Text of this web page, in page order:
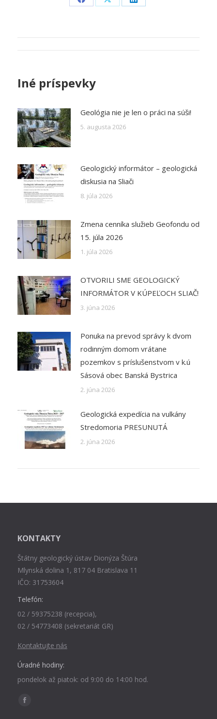
Share
Facebook
Share
X
Share
LinkedIn
Post
Iné príspevky
Geológia nie je len o práci na súši!
5. augusta 2026
Geologický informátor – geologická
diskusia na Sliači
8. júla 2026
Zmena cenníka služieb Geofondu od
15. júla 2026
1. júla 2026
OTVORILI SME GEOLOGICKÝ
INFORMÁTOR V KÚPEĽOCH SLIAČ!
3. júna 2026
Ponuka na prevod správy k dvom
rodinným domom vrátane
pozemkov s príslušenstvom v k.ú
Sásová obec Banská Bystrica
2. júna 2026
Geologická expedícia na vulkány
Stredomoria PRESUNUTÁ
2. júna 2026
KONTAKTY
Štátny geologický ústav Dionýza Štúra
Mlynská dolina 1, 817 04 Bratislava 11
IČO: 31753604
Telefón:
02 / 59375238 (recepcia),
02 / 54773408 (sekretariát GR)
Kontaktujte nás
Úradné hodiny:
pondelok až piatok: od 9:00 do 14:00 hod.
Find us on:
Facebook